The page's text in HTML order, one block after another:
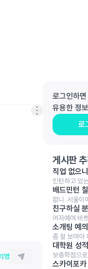
명
로그인하면
유용한 정
로
게시판
직업 없으
배드민턴
없니..서울이
친구하실 분
여자예여 바
대학원 성적